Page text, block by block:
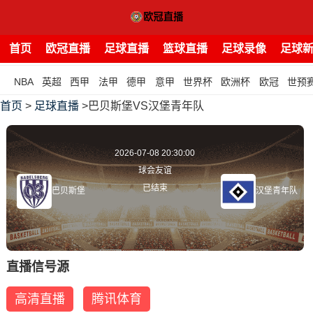
首页 欧冠直播 足球直播 篮球直播 足球录像 足球
NBA 英超 西甲 法甲 德甲 意甲 世界杯 欧洲杯 欧冠 世预
首页 > 足球直播 >巴贝斯堡VS汉堡青年队
巴贝斯堡
2026-07-08 20:30:00
球会友谊
已结束
汉堡青年队
直播信号源
高清直播 腾讯体育